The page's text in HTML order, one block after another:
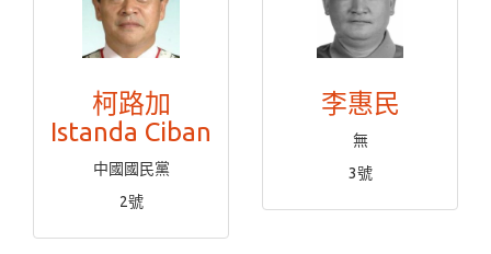
柯路加
Istanda Ciban
中國國民黨
2號
李惠民
無
3號